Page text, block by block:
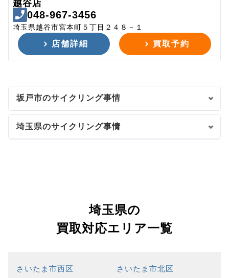
越谷店
048-967-3456
埼玉県越谷市宮本町５丁目２４８－１
店舗詳細 買取予約
坂戸市のサイクリング事情
埼玉県のサイクリング事情
埼玉県の
買取対応エリア一覧
さいたま市西区 さいたま市北区